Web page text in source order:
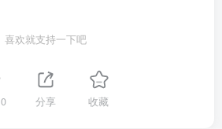
喜欢就支持一下吧
0 分享 收藏